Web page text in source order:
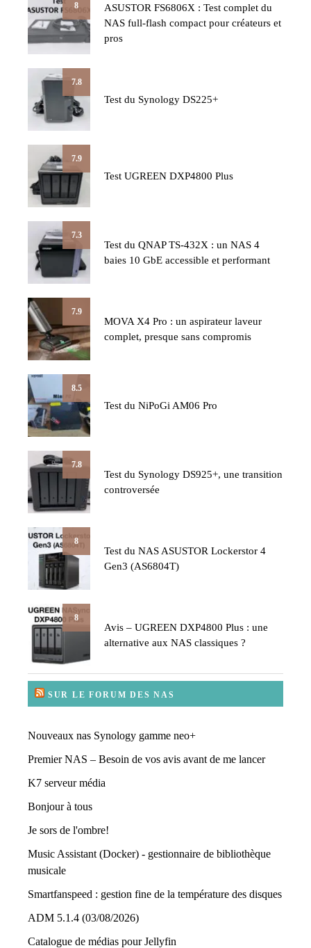
8
ASUSTOR FS6806X : Test complet du
NAS full-flash compact pour créateurs et
pros
7.8
Test du Synology DS225+
7.9
Test UGREEN DXP4800 Plus
7.3
Test du QNAP TS-432X : un NAS 4
baies 10 GbE accessible et performant
7.9
MOVA X4 Pro : un aspirateur laveur
complet, presque sans compromis
8.5
Test du NiPoGi AM06 Pro
7.8
Test du Synology DS925+, une transition
controversée
8
Test du NAS ASUSTOR Lockerstor 4
Gen3 (AS6804T)
8
Avis – UGREEN DXP4800 Plus : une
alternative aux NAS classiques ?
SUR LE FORUM DES NAS
Nouveaux nas Synology gamme neo+
Premier NAS – Besoin de vos avis avant de me lancer
K7 serveur média
Bonjour à tous
Je sors de l'ombre!
Music Assistant (Docker) - gestionnaire de bibliothèque
musicale
Smartfanspeed : gestion fine de la température des disques
ADM 5.1.4 (03/08/2026)
Catalogue de médias pour Jellyfin